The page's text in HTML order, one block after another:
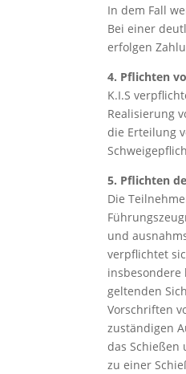
In dem Fall
Bei einer
erfolgen
4. Pflichten
K.I.S
Realisierung
die Erteilung
5. Pflichten
Die
und
verpflichtet
insbesondere
geltenden
Vorschriften
zuständigen
das
zu einer